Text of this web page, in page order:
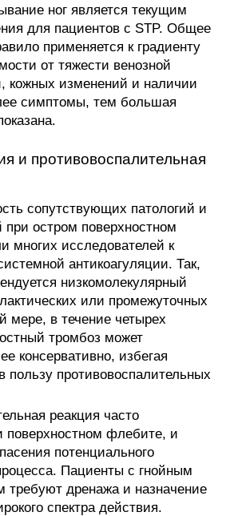
ног является текущим
для пациентов с STP. Общее
применяется к градиенту
от тяжести венозной
кожных изменений и наличии
симптомы, тем большая
и противовоспалительная
сопутствующих патологий и
при остром поверхностном
многих исследователей к
антикоагуляции. Так,
низкомолекулярный
или промежуточных
мере, в течение четырех
тромбоз может
консервативно, избегая
пользу противовоспалительных
реакция часто
поверхностном флебите, и
потенциального
Пациенты с гнойным
требуют дренажа и назначение
спектра действия.